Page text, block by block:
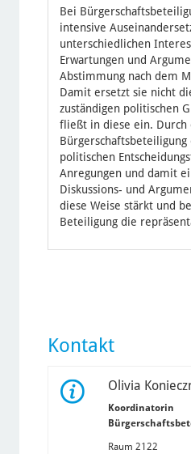
Bei
intensive
unterschiedlichen
Erwartungen und
Abstimmung nach dem
Damit ersetzt sie nicht
zuständigen politischen
fließt in diese ein. Durch
politischen
Anregungen und damit
Diskussions- und
diese Weise stärkt und
Beteiligung die
Kontakt
Olivia
Koordinatorin
Raum 2122